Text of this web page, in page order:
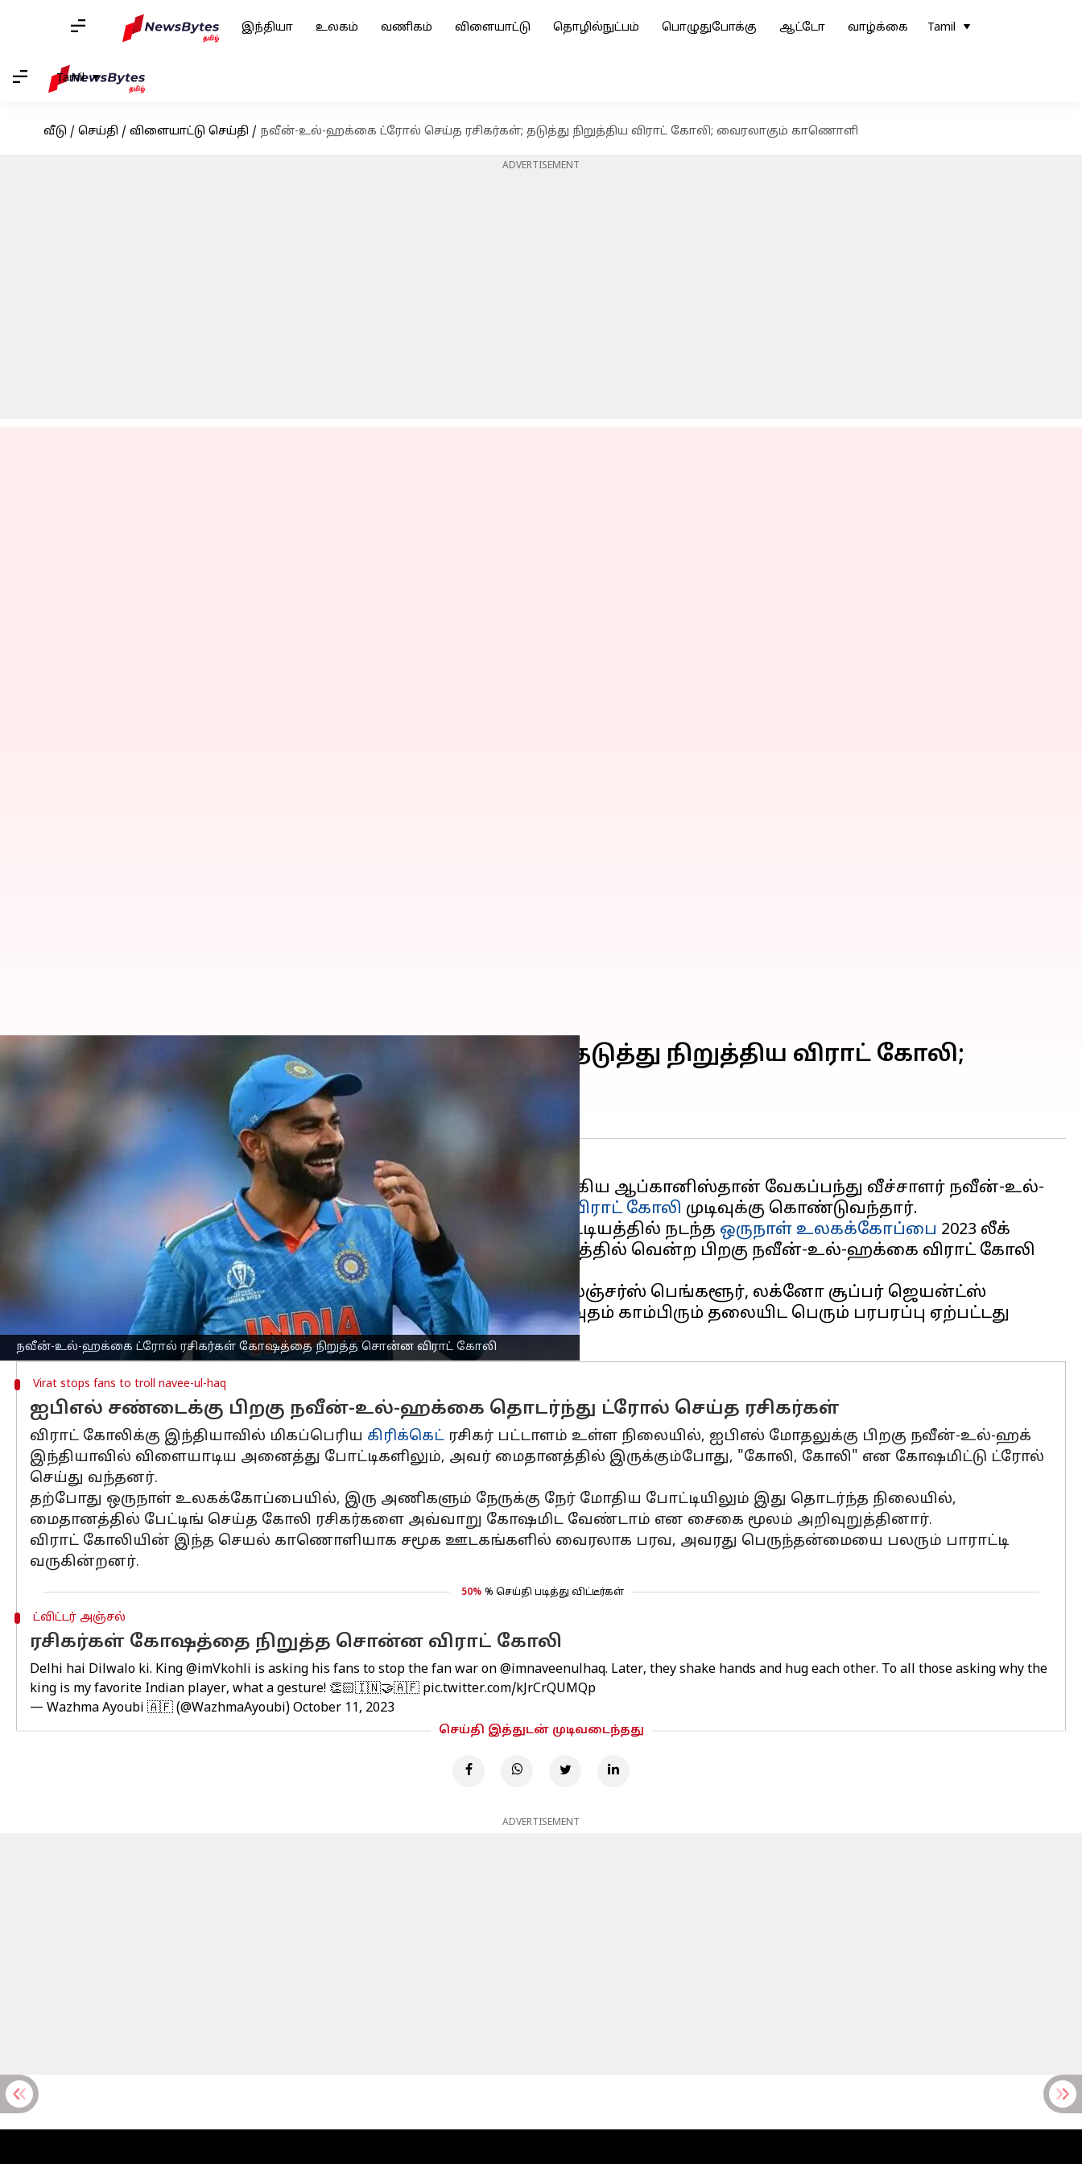
இந்தியா உலகம் வணிகம் விளையாட்டு தொழில்நுட்பம் பொழுதுபோக்கு ஆட்டோ வாழ்க்கை Tamil
Tamil
வீடு / செய்தி / விளையாட்டு செய்தி / நவீன்-உல்-ஹக்கை ட்ரோல் செய்த ரசிகர்கள்; தடுத்து நிறுத்திய விராட் கோலி; வைரலாகும் காணொளி
ADVERTISEMENT
நவீன்-உல்-ஹக்கை ட்ரோல் ரசிகர்கள் கோஷத்தை நிறுத்த சொன்ன விராட் கோலி
நவீன்-உல்-ஹக்கை ட்ரோல் செய்த ரசிகர்கள்; தடுத்து நிறுத்திய விராட் கோலி;
வைரலாகும் காணொளி
09:23 am
இந்த ஆண்டின் தொடக்கத்தில் நடந்த ஐபிஎல் 2023 சீசனில் தொடங்கிய ஆப்கானிஸ்தான் வேகப்பந்து வீச்சாளர் நவீன்-உல்-
ஹக்குடனான சண்டையை இந்திய அணியின் முன்னாள் கேப்டன்
விராட் கோலி முடிவுக்கு கொண்டுவந்தார்.
புதன்கிழமை (அக்டோபர் 11) டெல்லியில் உள்ள அருண் ஜெட்லீ ஸ்டேடியத்தில் நடந்த ஒருநாள் உலகக்கோப்பை 2023 லீக்
போட்டியில் ஆப்கானிஸ்தானை இந்தியா எட்டு விக்கெட் வித்தியாசத்தில் வென்ற பிறகு நவீன்-உல்-ஹக்கை விராட் கோலி
கட்டிப்பிடித்தார்.
முன்னதாக, லக்னோவில் நடந்த ஐபிஎல் 2023 போட்டியில் ராயல் சேலஞ்சர்ஸ் பெங்களூர், லக்னோ சூப்பர் ஜெயன்ட்ஸ்
அணிகளுக்கு இடையிலான போட்டியில் மோதல் ஏற்பட்டு, அதில் கவுதம் காம்பிரும் தலையிட பெரும் பரபரப்பு ஏற்பட்டது
Virat stops fans to troll navee-ul-haq
ஐபிஎல் சண்டைக்கு பிறகு நவீன்-உல்-ஹக்கை தொடர்ந்து ட்ரோல் செய்த ரசிகர்கள்
விராட் கோலிக்கு இந்தியாவில் மிகப்பெரிய கிரிக்கெட் ரசிகர் பட்டாளம் உள்ள நிலையில், ஐபிஎல் மோதலுக்கு பிறகு நவீன்-உல்-ஹக்
இந்தியாவில் விளையாடிய அனைத்து போட்டிகளிலும், அவர் மைதானத்தில் இருக்கும்போது, "கோலி, கோலி" என கோஷமிட்டு ட்ரோல்
செய்து வந்தனர்.
தற்போது ஒருநாள் உலகக்கோப்பையில், இரு அணிகளும் நேருக்கு நேர் மோதிய போட்டியிலும் இது தொடர்ந்த நிலையில்,
மைதானத்தில் பேட்டிங் செய்த கோலி ரசிகர்களை அவ்வாறு கோஷமிட வேண்டாம் என சைகை மூலம் அறிவுறுத்தினார்.
விராட் கோலியின் இந்த செயல் காணொளியாக சமூக ஊடகங்களில் வைரலாக பரவ, அவரது பெருந்தன்மையை பலரும் பாராட்டி
வருகின்றனர்.
50% % செய்தி படித்து விட்டீர்கள்
ட்விட்டர் அஞ்சல்
ரசிகர்கள் கோஷத்தை நிறுத்த சொன்ன விராட் கோலி
Delhi hai Dilwalo ki. King @imVkohli is asking his fans to stop the fan war on @imnaveenulhaq. Later, they shake hands and hug each other. To all those asking why the
king is my favorite Indian player, what a gesture! 👏🏻🇮🇳🤝🇦🇫 pic.twitter.com/kJrCrQUMQp
— Wazhma Ayoubi 🇦🇫 (@WazhmaAyoubi) October 11, 2023
செய்தி இத்துடன் முடிவடைந்தது
ADVERTISEMENT